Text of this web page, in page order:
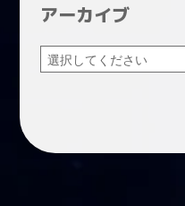
アーカイブ